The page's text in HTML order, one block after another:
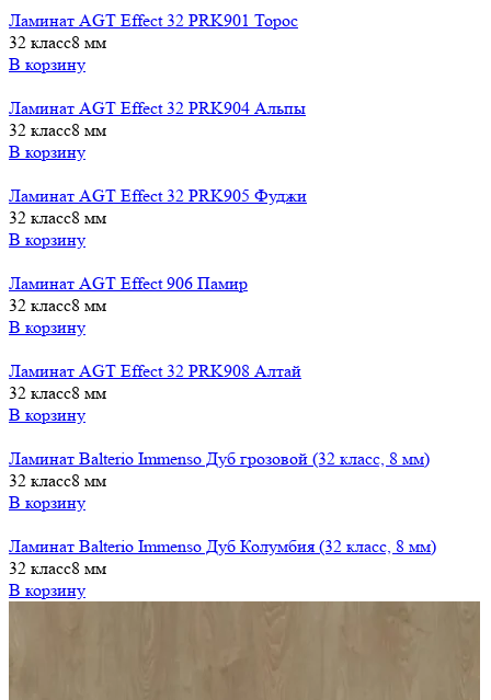
Ламинат AGT Effect 32 PRK901 Торос
32 класс8 мм
В корзину
Ламинат AGT Effect 32 PRK904 Альпы
32 класс8 мм
В корзину
Ламинат AGT Effect 32 PRK905 Фуджи
32 класс8 мм
В корзину
Ламинат AGT Effect 906 Памир
32 класс8 мм
В корзину
Ламинат AGT Effect 32 PRK908 Алтай
32 класс8 мм
В корзину
Ламинат Balterio Immenso Дуб грозовой (32 класс, 8 мм)
32 класс8 мм
В корзину
Ламинат Balterio Immenso Дуб Колумбия (32 класс, 8 мм)
32 класс8 мм
В корзину